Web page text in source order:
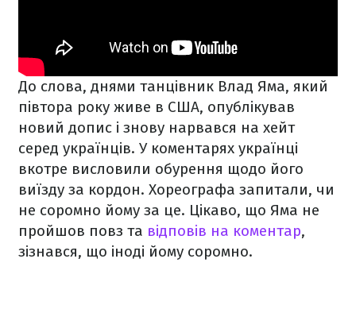
До слова, днями танцівник Влад Яма, який
півтора року живе в США, опублікував
новий допис і знову нарвався на хейт
серед українців. У коментарях українці
вкотре висловили обурення щодо його
виїзду за кордон. Хореографа запитали, чи
не соромно йому за це. Цікаво, що Яма не
пройшов повз та відповів на коментар,
зізнався, що іноді йому соромно.